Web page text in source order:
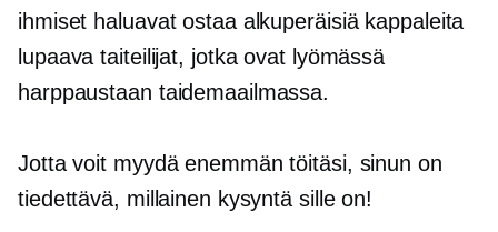
ihmiset haluavat ostaa alkuperäisiä kappaleita
lupaavataiteilijat, jotka ovat lyömässä
harppaustaan ​​taidemaailmassa.
Jotta voit myydä enemmän töitäsi, sinun on
tiedettävä, millainen kysyntä sille on!